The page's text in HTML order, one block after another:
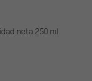
neta 250 ml